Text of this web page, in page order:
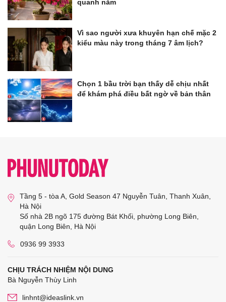
quanh năm
Vì sao người xưa khuyên hạn chế mặc 2
kiểu màu này trong tháng 7 âm lịch?
Chọn 1 bầu trời bạn thấy dễ chịu nhất
để khám phá điều bất ngờ về bản thân
Tầng 5 - tòa A, Gold Season 47 Nguyễn Tuân, Thanh Xuân,
Hà Nội
Số nhà 2B ngõ 175 đường Bát Khối, phường Long Biên,
quận Long Biên, Hà Nội
0936 99 3933
CHỊU TRÁCH NHIỆM NỘI DUNG
Bà Nguyễn Thùy Linh
linhnt@ideaslink.vn